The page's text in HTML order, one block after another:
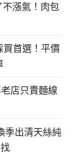
漲氣！肉包
買首選！平價
店只賣麵線
季出清天絲純